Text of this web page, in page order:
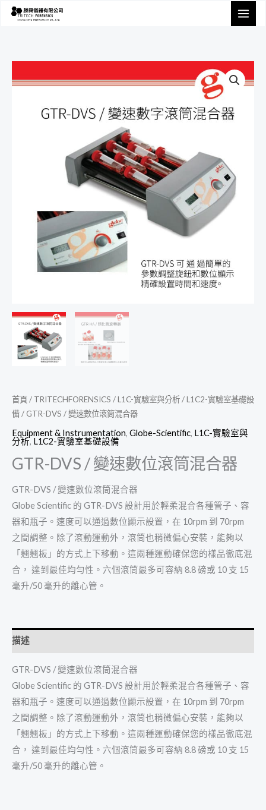
首頁/ TRITECHFORENSICS /L1C-實驗室與分析/L1C2-實驗室基礎設
備/ GTR-DVS / 變速數位滾筒混合器
Equipment & Instrumentation, Globe-Scientific, L1C-實驗室與
分析, L1C2-實驗室基礎設備
GTR-DVS / 變速數位滾筒混合器
GTR-DVS / 變速數位滾筒混合器
Globe Scientific 的 GTR-DVS 設計用於輕柔混合各種管子、容
器和瓶子。速度可以通過數位顯示設置，在 10rpm 到 70rpm
之間調整。除了滾動運動外，滾筒也稍微偏心安裝，能夠以
「翹翹板」的方式上下移動。這兩種運動確保您的樣品徹底混
合， 達到最佳均勻性。六個滾筒最多可容納 8.8 磅或 10 支 15
毫升/50 毫升的離心管。
描述
GTR-DVS / 變速數位滾筒混合器
Globe Scientific 的 GTR-DVS 設計用於輕柔混合各種管子、容
器和瓶子。速度可以通過數位顯示設置，在 10rpm 到 70rpm
之間調整。除了滾動運動外，滾筒也稍微偏心安裝，能夠以
「翹翹板」的方式上下移動。這兩種運動確保您的樣品徹底混
合， 達到最佳均勻性。六個滾筒最多可容納 8.8 磅或 10 支 15
毫升/50 毫升的離心管。